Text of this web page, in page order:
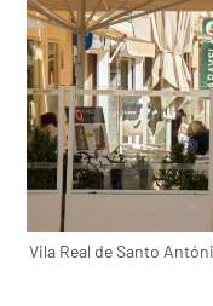
Vila Real de Santo